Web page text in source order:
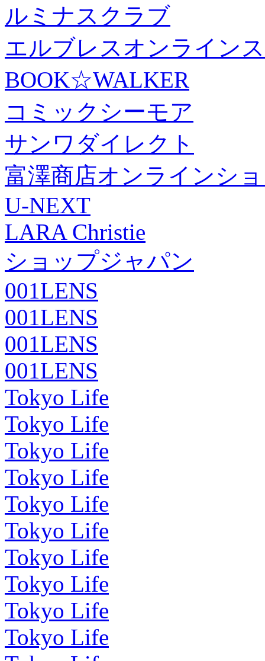
ルミナスクラブ
エルブレスオンライン
BOOK☆WALKER
コミックシーモア
サンワダイレクト
富澤商店オンラインシ
U-NEXT
LARA Christie
ショップジャパン
001LENS
001LENS
001LENS
001LENS
Tokyo Life
Tokyo Life
Tokyo Life
Tokyo Life
Tokyo Life
Tokyo Life
Tokyo Life
Tokyo Life
Tokyo Life
Tokyo Life